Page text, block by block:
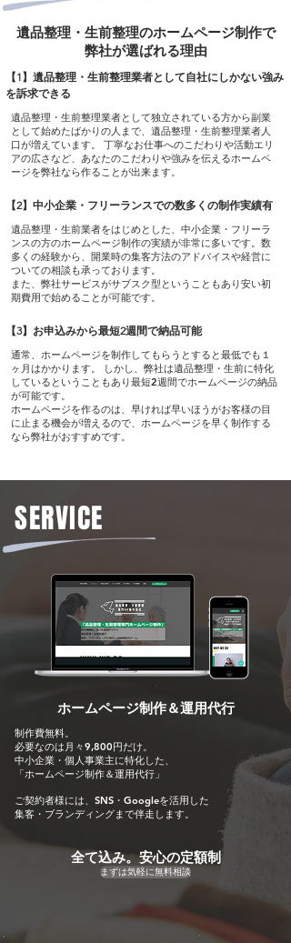
制作費無料。
必要なのは月々9,800円だけ。
中小企業・個人事業主に特化した、
「ホームページ制作＆運用代行」
ご​契約者様には、SNS・Googleを活用した
集客・ブランディングまで伴走します。
ホームページ制作＆運用代行
SERVICE
全て込み。安心の定額制
まずは気軽に無料相談
【1】遺品整理・生前整理業者として自社にしかない強み
を訴求できる
遺品整理・生前整理業者として独立されている方から副業
として始めたばかりの人まで、遺品整理・生前整理業者人
口が増えています。 丁寧なお仕事へのこだわりや活動エリ
アの広さなど、あなたのこだわりや強みを伝えるホームペ
ージを弊社なら作ることが出来ます。
【2】中小企業・フリーランスでの数多くの制作実績有
遺品整理・生前業者をはじめとした、中小企業・フリーラ
ンスの方のホームページ制作の実績が非常に多いです。数
多くの経験から、開業時の集客方法のアドバイスや経営に
ついての相談も承っております。
また、弊社サービスがサブスク型ということもあり安い初
期費用で始めることが可能です。
【3】お申込みから最短2週間で納品可能
通常、ホームページを制作してもらうとすると最低でも１
ヶ月はかかります。 しかし、弊社は遺品整理・生前に特化
しているということもあり最短2週間でホームページの納品
が可能です。
ホームページを作るのは、早ければ早いほうがお客様の目
に止まる機会が増えるので、ホームページを早く制作する
なら弊社がおすすめです。
遺品整理・生前整理のホームページ制作で
弊社が選ばれる理由